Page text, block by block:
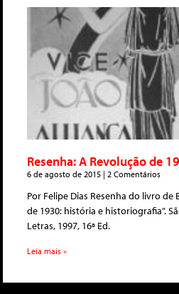
Resenha: A Revolução de
6 de agosto de 2015 2 Comentários
Por Felipe Dias Resenha do livro de
de 1930: história e historiografia”.
Letras, 1997, 16ª Ed.
Leia mais »